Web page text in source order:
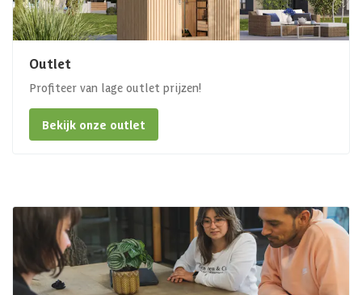
Outlet
Profiteer van lage outlet prijzen!
Bekijk onze outlet